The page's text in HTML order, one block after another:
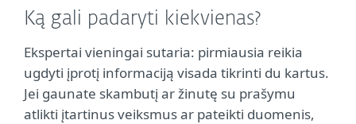
Ką gali padaryti kiekvienas?
Ekspertai vieningai sutaria: pirmiausia reikia
ugdyti įprotį informaciją visada tikrinti du kartus.
Jei gaunate skambutį ar žinutę su prašymu
atlikti įtartinus veiksmus ar pateikti duomenis,